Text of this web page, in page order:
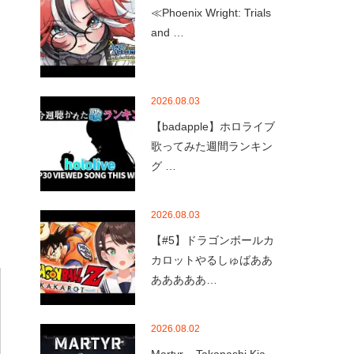
≪Phoenix Wright: Trials
and …
2026.08.03
【badapple】ホロライブ
歌ってみた週間ランキン
グ …
2026.08.03
【#5】ドラゴンボールカ
カロットやるしゅばああ
あああああ…
2026.08.02